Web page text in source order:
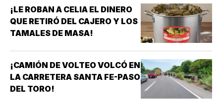
¡LE ROBAN A CELIA EL DINERO
QUE RETIRÓ DEL CAJERO Y LOS
TAMALES DE MASA!
¡CAMIÓN DE VOLTEO VOLCÓ EN
LA CARRETERA SANTA FE-PASO
DEL TORO!